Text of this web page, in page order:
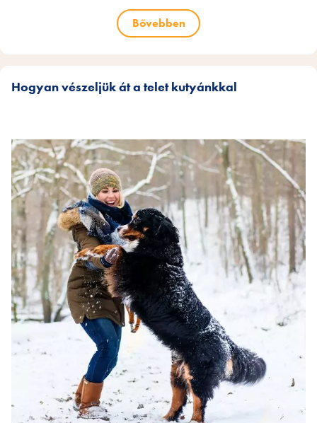
Bővebben
Hogyan vészeljük át a telet kutyánkkal